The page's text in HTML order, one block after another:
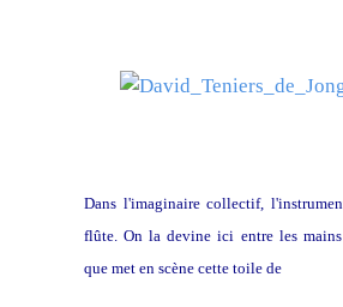
Dans l'imaginaire collectif,
flûte. On la devine ici entre les
que met en scène cette toile de